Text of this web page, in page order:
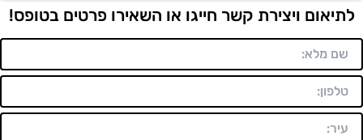
לתיאום ויצירת קשר חייגו או השאירו פרטים בטופס!